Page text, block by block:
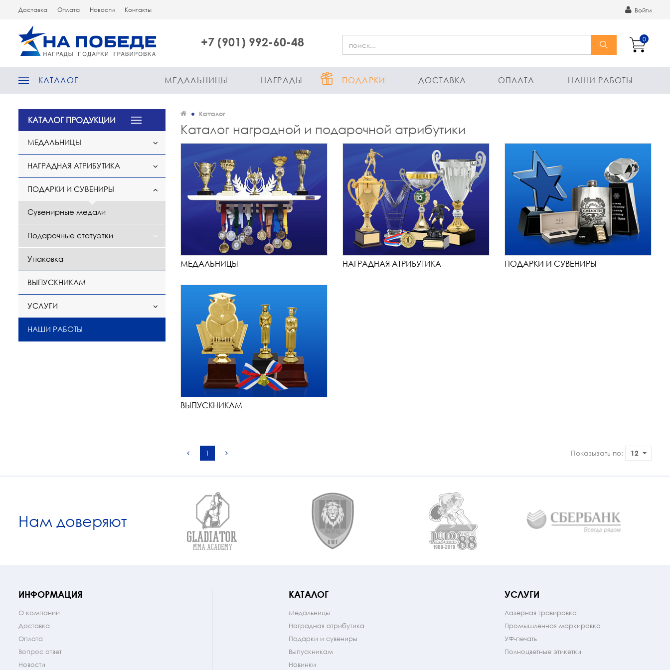
Доставка Оплата Новости Контакты Войти
+7 (901) 992-60-48 0
КАТАЛОГ МЕДАЛЬНИЦЫ НАГРАДЫ ПОДАРКИ ДОСТАВКА ОПЛАТА НАШИ РАБОТЫ
КАТАЛОГ ПРОДУКЦИИ
МЕДАЛЬНИЦЫ
НАГРАДНАЯ АТРИБУТИКА
ПОДАРКИ И СУВЕНИРЫ
Сувенирные медали
Подарочные статуэтки
Упаковка
ВЫПУСКНИКАМ
УСЛУГИ
НАШИ РАБОТЫ
Каталог
Каталог наградной и подарочной атрибутики
МЕДАЛЬНИЦЫ НАГРАДНАЯ АТРИБУТИКА ПОДАРКИ И СУВЕНИРЫ
ВЫПУСКНИКАМ
1 Показывать по: 12
Нам доверяют
ИНФОРМАЦИЯ
О компании
Доставка
Оплата
Вопрос ответ
Новости
КАТАЛОГ
Медальницы
Наградная атрибутика
Подарки и сувениры
Выпускникам
Новинки
УСЛУГИ
Лазерная гравировка
Промышленная маркировка
УФ-печать
Полноцветные этикетки